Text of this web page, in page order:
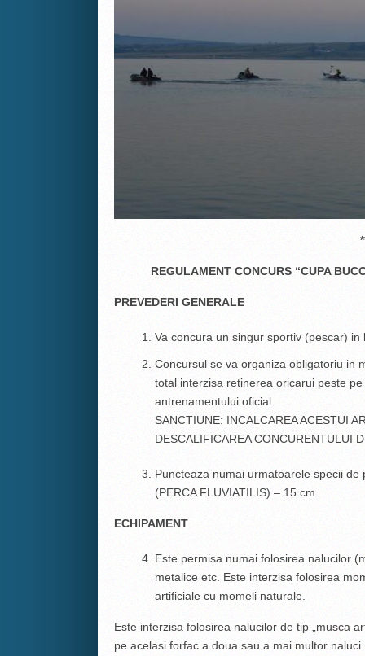
REGULAMENT CONCURS “CUPA
PREVEDERI GENERALE
Va concura un singur sportiv (pescar) in
Concursul se va organiza obligatoriu in
total interzisa retinerea oricarui peste
antrenamentului oficial.
SANCTIUNE: INCALCAREA ACESTUI
DESCALIFICAREA CONCURENTULUI
Puncteaza numai urmatoarele specii
(PERCA FLUVIATILIS) – 15 cm
ECHIPAMENT
Este permisa numai folosirea nalucilor
metalice etc. Este interzisa folosirea
artificiale cu momeli naturale.
Este interzisa folosirea nalucilor de tip „musca
pe acelasi forfac a doua sau a mai multor